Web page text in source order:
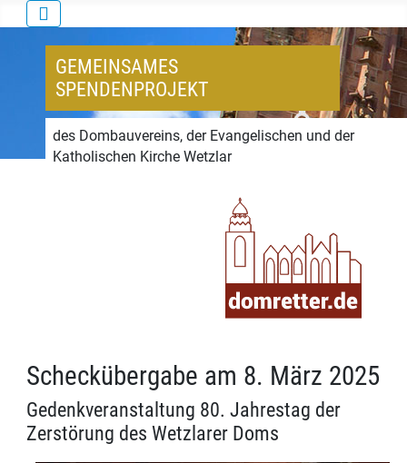
GEMEINSAMES
SPENDENPROJEKT
des Dombauvereins, der Evangelischen und der
Katholischen Kirche Wetzlar
Scheckübergabe am 8. März 2025
Gedenkveranstaltung 80. Jahrestag der
Zerstörung des Wetzlarer Doms